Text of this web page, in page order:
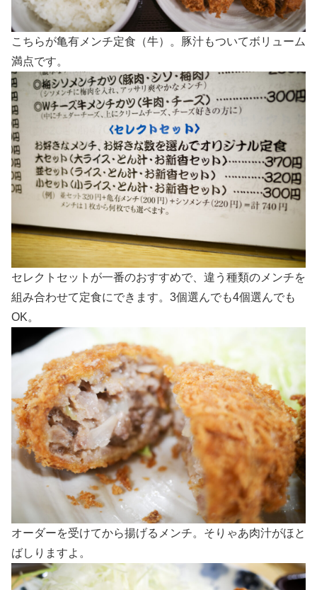
こちらが亀有メンチ定食（牛）。豚汁もついてボリューム
満点です。
セレクトセットが一番のおすすめで、違う種類のメンチを
組み合わせて定食にできます。3個選んでも4個選んでも
OK。
オーダーを受けてから揚げるメンチ。そりゃあ肉汁がほと
ばしりますよ。